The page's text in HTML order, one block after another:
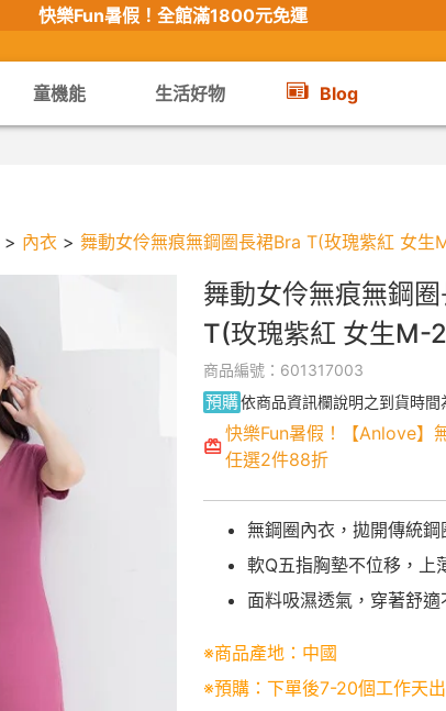
快樂Fun暑假！ 全館滿1800元免運
童機能 生活好物 Blog
> 內衣 > 舞動女伶無痕無鋼圈長裙Bra T(玫瑰紫紅 女生
舞動女伶無痕無鋼
T(玫瑰紫紅 女生M-
商品編號：601317003
預購依商品資訊欄說明之到貨時間
快樂Fun暑假！【Anlove】
任選2件88折
無鋼圈內衣，拋開傳統鋼
軟Q五指胸墊不位移，上
面料吸濕透氣，穿著舒適
※商品產地：中國
※預購：下單後7-20個工作天